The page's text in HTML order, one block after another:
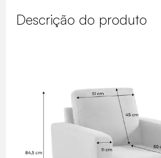
Descrição do produto